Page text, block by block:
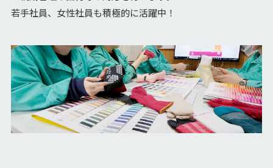
若手社員、女性社員も積極的に活躍中！